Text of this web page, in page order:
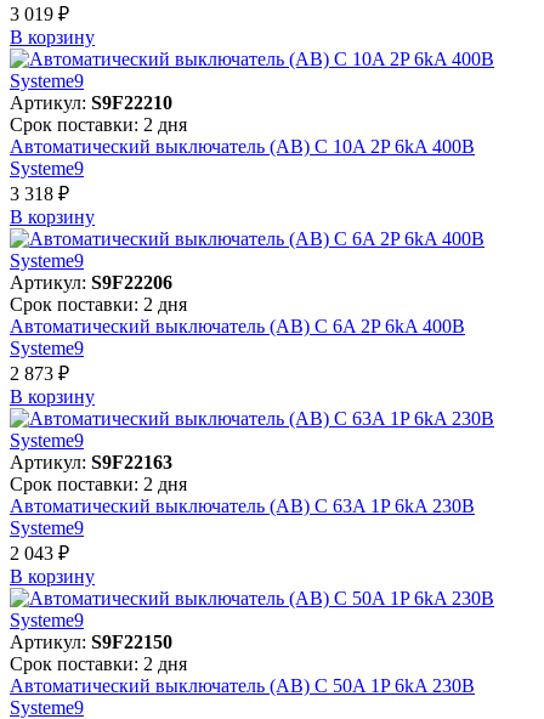
3 019 ₽
В корзинy
Артикул: S9F22210
Срок поставки: 2 дня
Автоматический выключатель (АВ) C 10A 2P 6kA 400В
Systeme9
3 318 ₽
В корзинy
Артикул: S9F22206
Срок поставки: 2 дня
Автоматический выключатель (АВ) C 6A 2P 6kA 400В
Systeme9
2 873 ₽
В корзинy
Артикул: S9F22163
Срок поставки: 2 дня
Автоматический выключатель (АВ) C 63A 1P 6kA 230В
Systeme9
2 043 ₽
В корзинy
Артикул: S9F22150
Срок поставки: 2 дня
Автоматический выключатель (АВ) C 50A 1P 6kA 230В
Systeme9